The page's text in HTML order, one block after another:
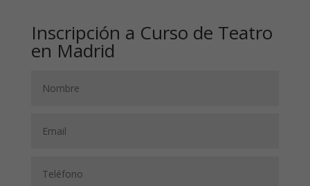
Inscripción a Curso de Teatro
en Madrid